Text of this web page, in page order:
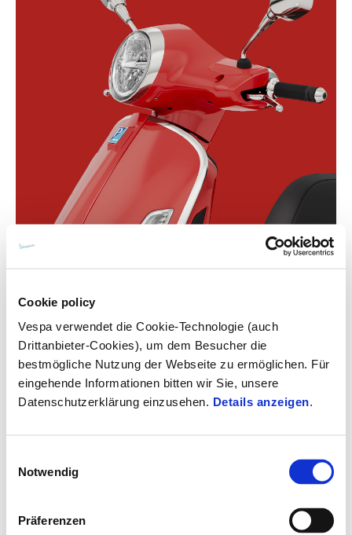
Cookie policy
Vespa verwendet die Cookie-Technologie (auch
Drittanbieter-Cookies), um dem Besucher die
bestmögliche Nutzung der Webseite zu ermöglichen. Für
eingehende Informationen bitten wir Sie, unsere
Datenschutzerklärung einzusehen. Details anzeigen.
Notwendig
Präferenzen